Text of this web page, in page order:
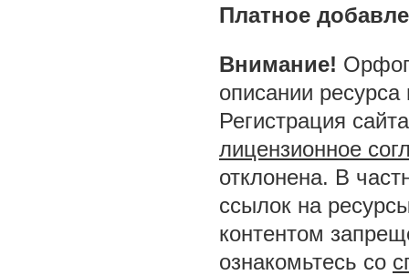
Платное
Внимание!
описании
Регистрация
лицензионное
отклонена. В
ссылок на
контентом
ознакомьтесь со